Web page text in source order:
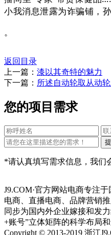
小我消息泄露为诈骗铺，
。
返回目录
上一篇： 漆以其奇特的魅力
下一篇： 所述自动轮取从动
您的项目需求
*请认真填写需求信息，我们
J9.COM·官方网站电商专注
电商、直播电商、品牌营销
同步为国内外企业嫁接和发
+账号”立体矩阵的科学布局和
Copyright © 2013-2019 浙江